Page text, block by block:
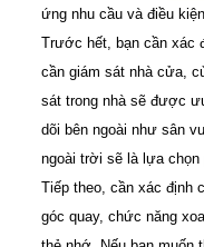
ứng nhu cầu và điều
Trước hết, bạn cần xác
cần giám sát nhà cửa,
sát trong nhà sẽ được
dõi bên ngoài như sân
ngoài trời sẽ là lựa chọn
Tiếp theo, cần xác định
góc quay, chức năng